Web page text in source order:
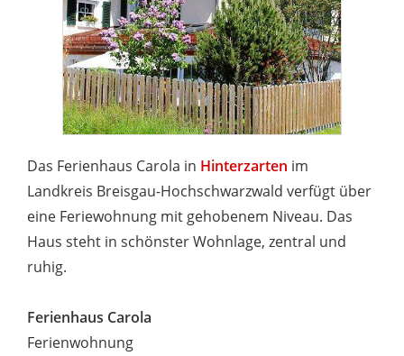
Das Ferienhaus Carola in Hinterzarten im
Landkreis Breisgau-Hochschwarzwald verfügt über
eine Feriewohnung mit gehobenem Niveau. Das
Haus steht in schönster Wohnlage, zentral und
ruhig.
Ferienhaus Carola
Ferienwohnung